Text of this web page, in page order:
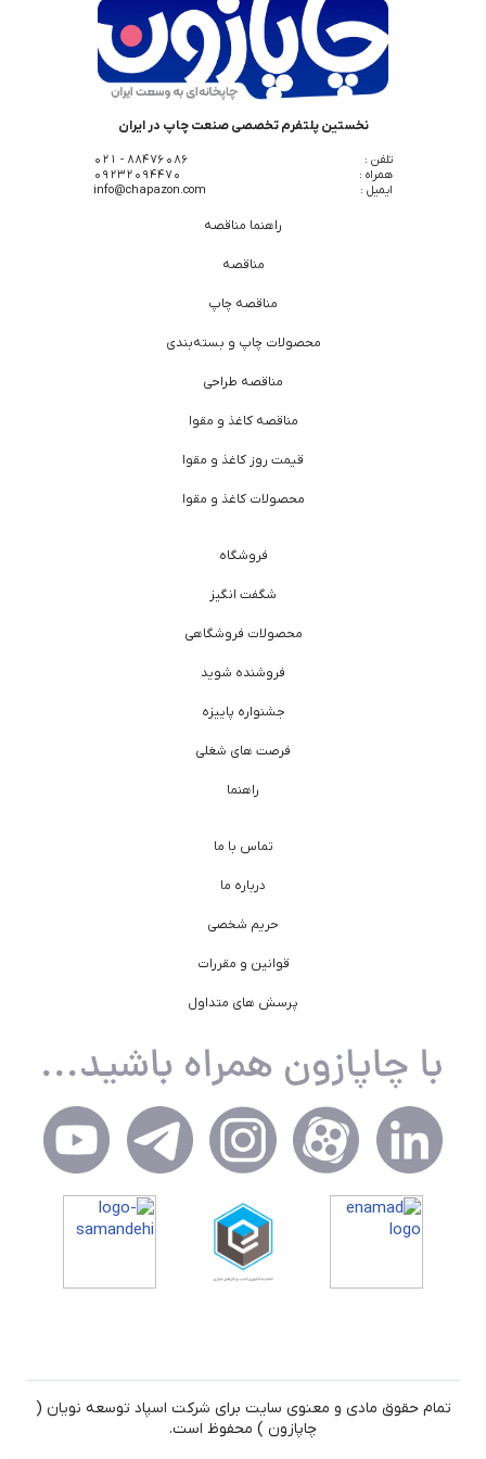
نخستین پلتفرم تخصصی صنعت چاپ در ایران
تلفن :
88476086 - 021
همراه :
09232094470
ایمیل :
info@chapazon.com
راهنما مناقصه
مناقصه
مناقصه چاپ
محصولات چاپ و بسته‌بندی
مناقصه طراحی
مناقصه کاغذ و مقوا
قیمت روز کاغذ و مقوا
محصولات کاغذ و مقوا
فروشگاه
شگفت انگیز
محصولات فروشگاهی
فروشنده شوید
جشنواره پاییزه
فرصت های شغلی
راهنما
تماس با ما
درباره ما
حریم شخصی
قوانین و مقررات
پرسش های متداول
تمام حقوق مادی و معنوی سایت برای شرکت اسپاد توسعه نویان (
چاپازون ) محفوظ است.